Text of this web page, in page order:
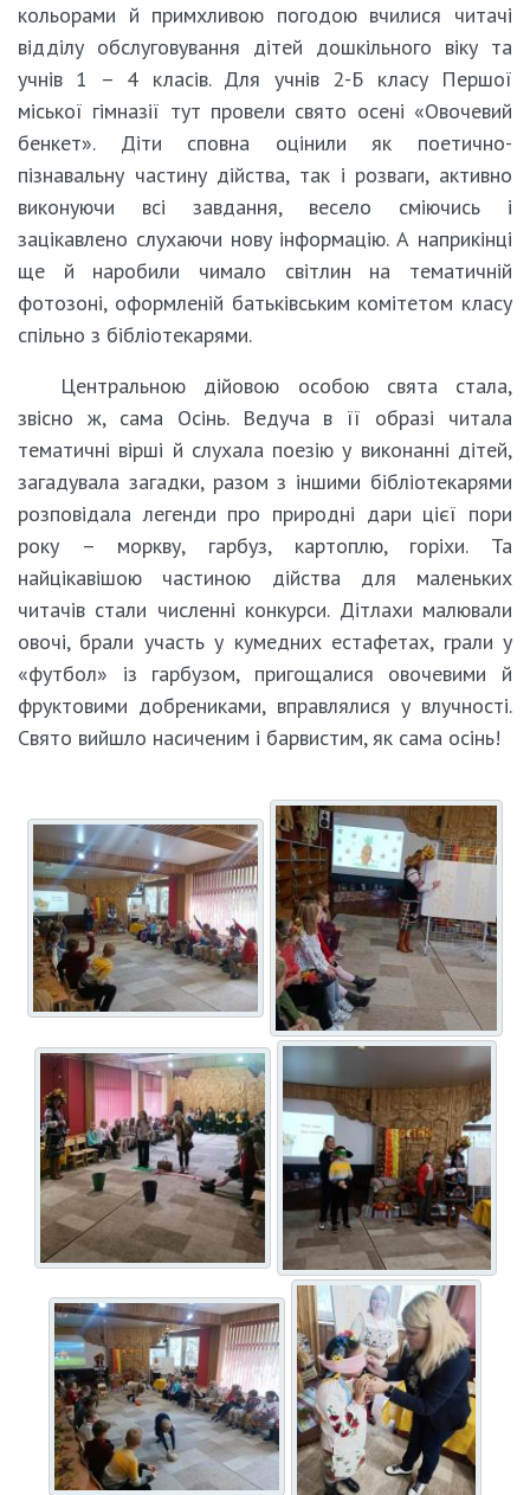
кольорами й примхливою погодою вчилися читачі
відділу обслуговування дітей дошкільного віку та
учнів 1 – 4 класів. Для учнів 2-Б класу Першої
міської гімназії тут провели свято осені «Овочевий
бенкет». Діти сповна оцінили як поетично-
пізнавальну частину дійства, так і розваги, активно
виконуючи всі завдання, весело сміючись і
зацікавлено слухаючи нову інформацію. А наприкінці
ще й наробили чимало світлин на тематичній
фотозоні, оформленій батьківським комітетом класу
спільно з бібліотекарями.
Центральною дійовою особою свята стала,
звісно ж, сама Осінь. Ведуча в її образі читала
тематичні вірші й слухала поезію у виконанні дітей,
загадувала загадки, разом з іншими бібліотекарями
розповідала легенди про природні дари цієї пори
року – моркву, гарбуз, картоплю, горіхи. Та
найцікавішою частиною дійства для маленьких
читачів стали численні конкурси. Дітлахи малювали
овочі, брали участь у кумедних естафетах, грали у
«футбол» із гарбузом, пригощалися овочевими й
фруктовими добрениками, вправлялися у влучності.
Свято вийшло насиченим і барвистим, як сама осінь!